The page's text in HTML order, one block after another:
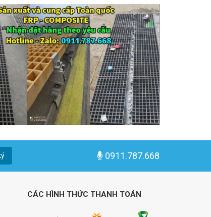
0911.787.668
CÁC HÌNH THỨC THANH TOÁN